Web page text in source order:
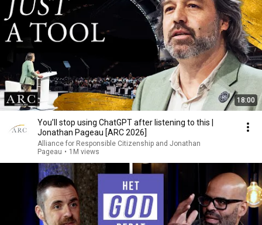
18:00
You’ll stop using ChatGPT after listening to this |
Jonathan Pageau [ARC 2026]
Alliance for Responsible Citizenship and Jonathan
Pageau • 1M views